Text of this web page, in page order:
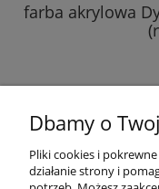
farba akrylowa
Dbamy o
Pliki cookies i
działanie strony i